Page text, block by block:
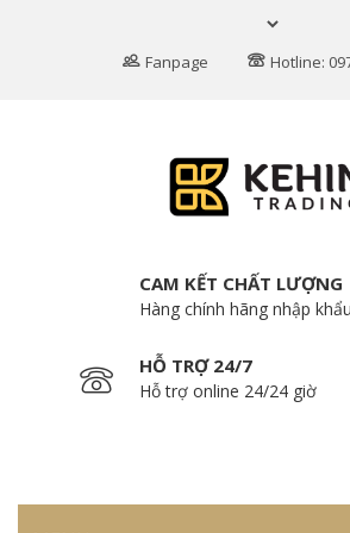
Fanpage Hotline:
CAM KẾT CHẤT LƯỢNG
Hàng chính hãng nhập
HỖ TRỢ 24/7
Hỗ trợ online 24/24 giờ